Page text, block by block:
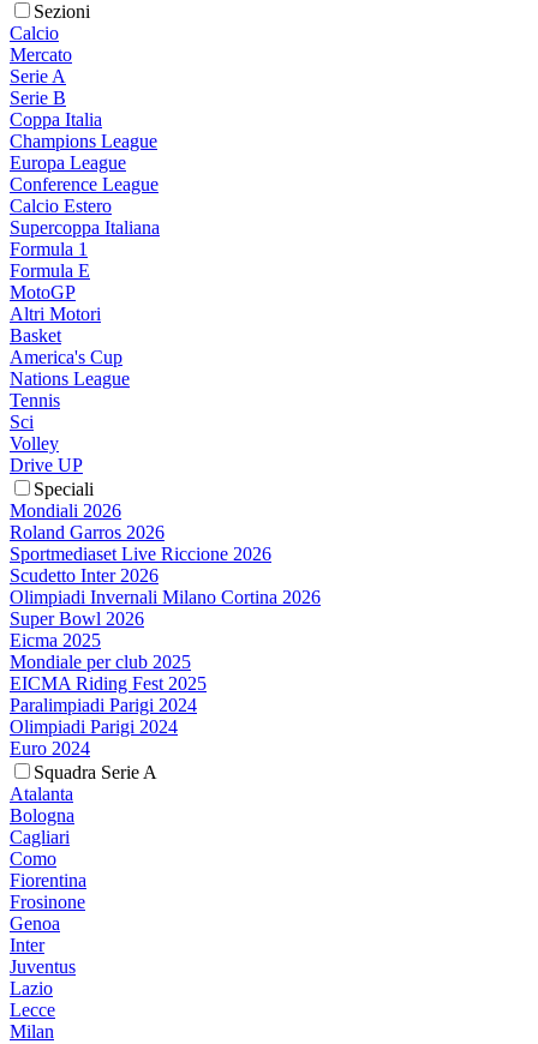
Sezioni
Calcio
Mercato
Serie A
Serie B
Coppa Italia
Champions League
Europa League
Conference League
Calcio Estero
Supercoppa Italiana
Formula 1
Formula E
MotoGP
Altri Motori
Basket
America's Cup
Nations League
Tennis
Sci
Volley
Drive UP
Speciali
Mondiali 2026
Roland Garros 2026
Sportmediaset Live Riccione 2026
Scudetto Inter 2026
Olimpiadi Invernali Milano Cortina 2026
Super Bowl 2026
Eicma 2025
Mondiale per club 2025
EICMA Riding Fest 2025
Paralimpiadi Parigi 2024
Olimpiadi Parigi 2024
Euro 2024
Squadra Serie A
Atalanta
Bologna
Cagliari
Como
Fiorentina
Frosinone
Genoa
Inter
Juventus
Lazio
Lecce
Milan